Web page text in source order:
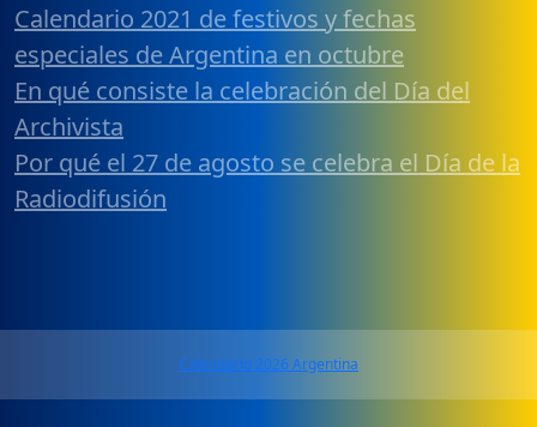
Calendario 2021 de festivos y fechas
especiales de Argentina en octubre
En qué consiste la celebración del Día del
Archivista
Por qué el 27 de agosto se celebra el Día de la
Radiodifusión
Calendario 2026 Argentina